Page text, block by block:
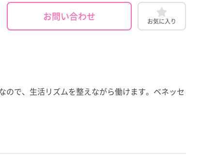
お問い合わせ お気に入り
で、生活リズムを整えながら働けます。ベネッセ